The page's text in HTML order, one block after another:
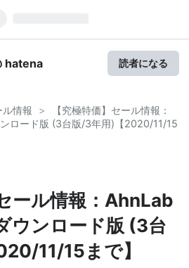
hatena 読者になる
ル情報 >
【究極特価】セール情報：
ロード版 (3台版/3年用)【2020/11/15
ール情報：AhnLab
ウンロード版 (3台
11/15まで】